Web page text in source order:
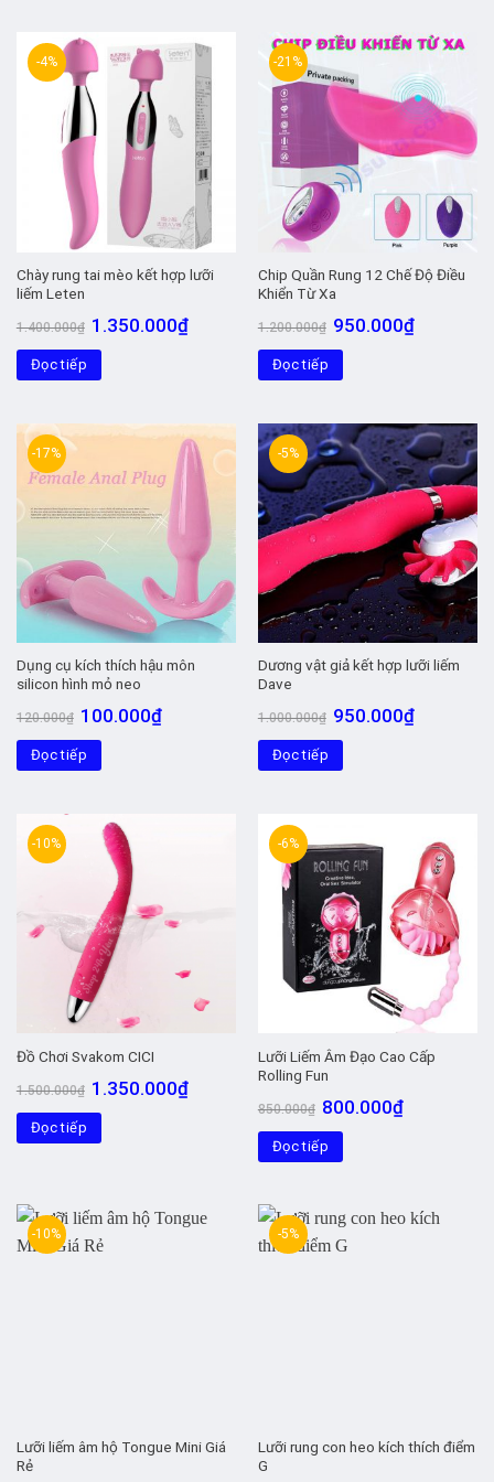
-4%
Chày rung tai mèo kết hợp lưỡi
liếm Leten
1.400.000₫ Giá
gốc
là:
1.350.000₫Giá
1.350.000₫.
Đọc tiếp
-21%
Chip Quần Rung 12 Chế Độ Điều
Khiển Từ Xa
1.200.000₫ Giá
gốc
là:
950.000₫Giá
Đọc tiếp
-17%
Dụng cụ kích thích hậu môn
silicon hình mỏ neo
120.000₫ Giá
gốc
là:
120.000₫.
100.000₫Giá
Đọc tiếp
-5%
Dương vật giả kết hợp lưỡi liếm
Dave
1.000.000₫ Giá
gốc
là:
950.000₫Giá
Đọc tiếp
-10%
Đồ Chơi Svakom CICI
1.500.000₫ Giá
gốc
là:
1.350.000₫Giá
Đọc tiếp
-6%
Lưỡi Liếm Âm Đạo Cao Cấp
Rolling Fun
850.000₫ Giá
gốc
là:
850.000₫.
800.000₫Giá
Đọc tiếp
-10%
Lưỡi liếm âm hộ Tongue Mini Giá
Rẻ
-5%
Lưỡi rung con heo kích thích điểm
G